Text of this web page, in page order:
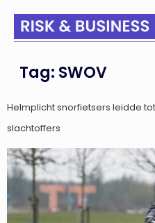
Tag: SWOV
Helmplicht snorfietsers leidde
slachtoffers